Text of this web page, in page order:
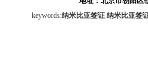
keywords:纳米比亚签证 纳米比亚签